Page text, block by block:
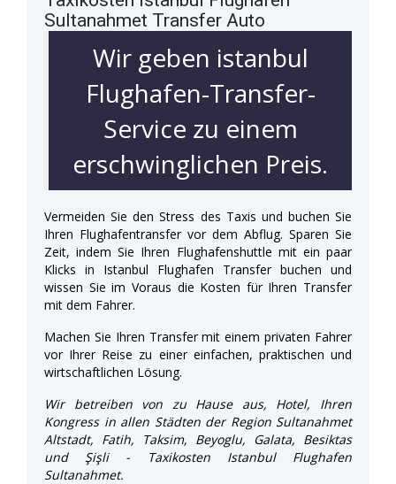
Sultanahmet Transfer Auto
Wir geben istanbul
Flughafen-Transfer-
Service zu einem
erschwinglichen Preis.
Vermeiden Sie den Stress des Taxis und buchen Sie
Ihren Flughafentransfer vor dem Abflug. Sparen Sie
Zeit, indem Sie Ihren Flughafenshuttle mit ein paar
Klicks in Istanbul Flughafen Transfer buchen und
wissen Sie im Voraus die Kosten für Ihren Transfer
mit dem Fahrer.
Machen Sie Ihren Transfer mit einem privaten Fahrer
vor Ihrer Reise zu einer einfachen, praktischen und
wirtschaftlichen Lösung.
Wir betreiben von zu Hause aus, Hotel, Ihren
Kongress in allen Städten der Region Sultanahmet
Altstadt, Fatih, Taksim, Beyoglu, Galata, Besiktas
und Şişli - Taxikosten Istanbul Flughafen
Sultanahmet.